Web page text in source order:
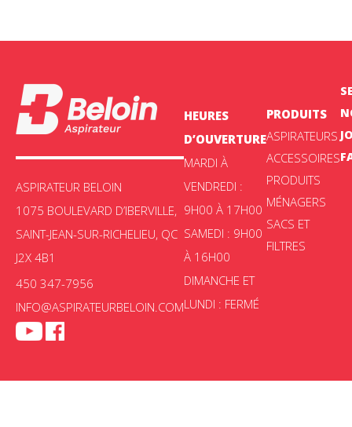
ASPIRATEUR BELOIN
1075 BOULEVARD D’IBERVILLE,
SAINT-JEAN-SUR-RICHELIEU, QC
J2X 4B1
450 347-7956
INFO@ASPIRATEURBELOIN.COM
HEURES
D’OUVERTURE
MARDI À
VENDREDI :
9H00 À 17H00
SAMEDI : 9H00
À 16H00
DIMANCHE ET
LUNDI : FERMÉ
PRODUITS
ASPIRATEURS
ACCESSOIRES
PRODUITS
MÉNAGERS
SACS ET
FILTRES